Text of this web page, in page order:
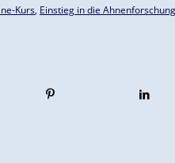
Kurs Einstieg in die Ahnenforschung